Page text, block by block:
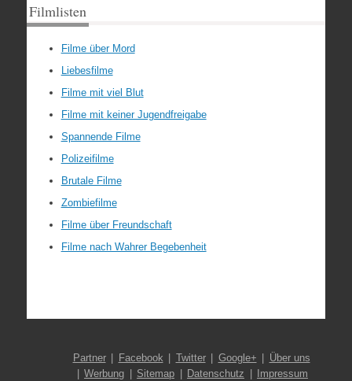
Filmlisten
Filme über Mord
Liebesfilme
Filme mit viel Blut
Filme mit keiner Jugendfreigabe
Spannende Filme
Polizeifilme
Brutale Filme
Zombiefilme
Filme über Freundschaft
Filme nach Wahrer Begebenheit
Partner Facebook Twitter Google+
Über uns
Werbung
Sitemap Datenschutz Impressum